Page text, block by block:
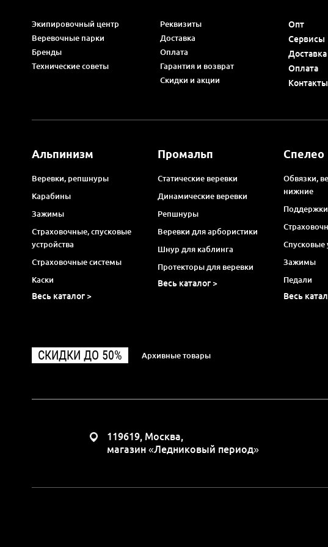
Экипировочный центр
Веревочные парки
Бренды
Технические советы
Реквизиты
Доставка
Оплата
Гарантия и возврат
Скидки и акции
Опт
Сервисы
Доставка
Оплата
Контакты
Альпинизм
Веревки, репшнуры
Карабины
Зажимы
Страховочные, спусковые
устройства
Страховочные системы
Каски
Весь каталог >
Промальп
Статические веревки
Динамические веревки
Репшнуры
Веревки для арбористики
Шнур для каблинга
Протекторы для веревки
Весь каталог >
Спелео
Обвязки,
нижние
Спусковые
Зажимы
Педали
Весь
СКИДКИ ДО 50% Архивные товары
119619, Москва,
магазин «Ледниковый период»